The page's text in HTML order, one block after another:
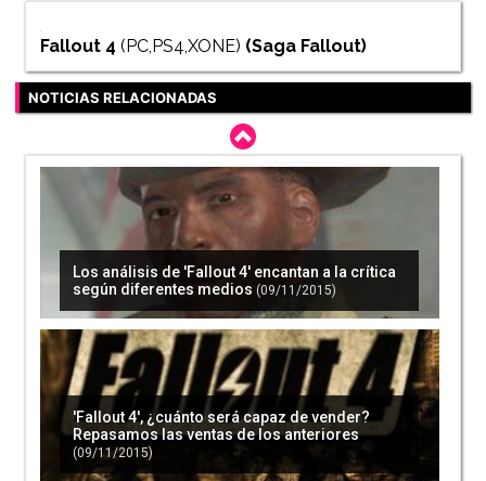
Fallout 4 (PC,PS4,XONE) (Saga Fallout)
NOTICIAS RELACIONADAS
Los análisis de 'Fallout 4' encantan a la crítica
según diferentes medios (09/11/2015)
'Fallout 4', ¿cuánto será capaz de vender?
Repasamos las ventas de los anteriores
(09/11/2015)